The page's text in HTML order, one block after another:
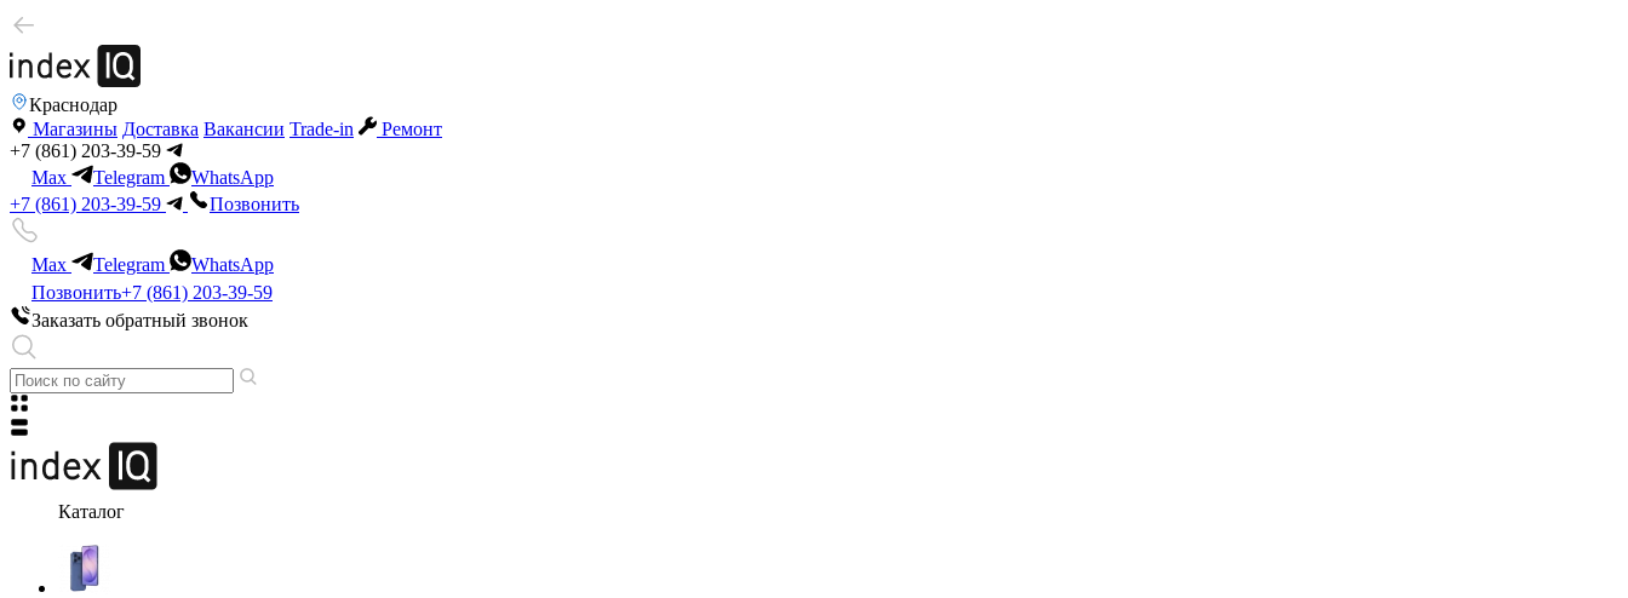
Краснодар
Магазины Доставка Вакансии Trade-in
Ремонт
+7 (861) 203-39-59
Max
Telegram
WhatsApp
+7 (861) 203-39-59
Позвонить
Max Telegram
WhatsApp
Позвонить+7 (861) 203-39-59
Заказать обратный звонок
Каталог